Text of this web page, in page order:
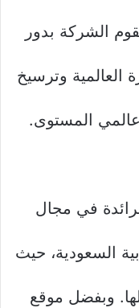
الشركة بدور
وترسيخ
المستوى.
في مجال
السعودية، حيث
وبفضل موقع